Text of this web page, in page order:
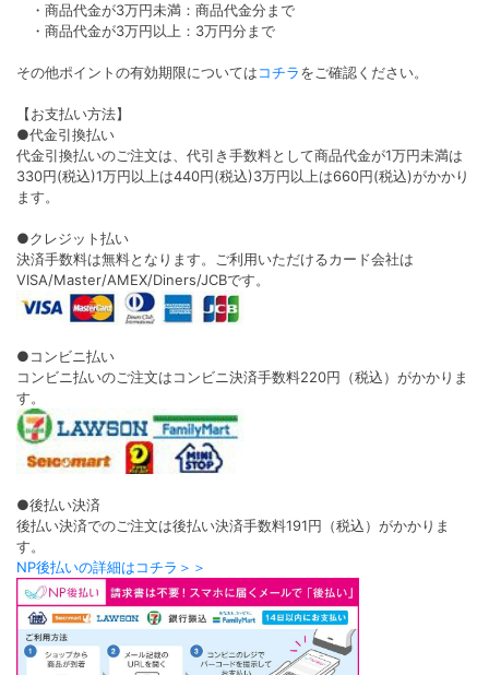
・商品代金が3万円未満：商品代金分まで
・商品代金が3万円以上：3万円分まで
その他ポイントの有効期限についてはコチラをご確認ください。
【お支払い方法】
●代金引換払い
代金引換払いのご注文は、代引き手数料として商品代金が1万円未満は
330円(税込)1万円以上は440円(税込)3万円以上は660円(税込)がかかり
ます。
●クレジット払い
決済手数料は無料となります。ご利用いただけるカード会社は
VISA/Master/AMEX/Diners/JCBです。
●コンビニ払い
コンビニ払いのご注文はコンビニ決済手数料220円（税込）がかかりま
す。
●後払い決済
後払い決済でのご注文は後払い決済手数料191円（税込）がかかりま
す。
NP後払いの詳細はコチラ＞＞